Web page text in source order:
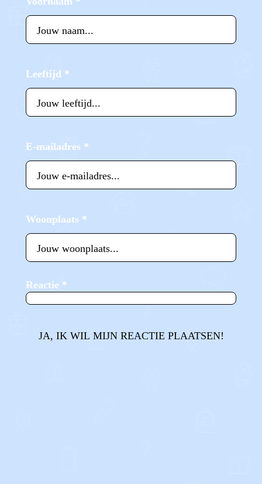
Leeftijd *
E-mailadres *
Woonplaats *
Reactie *
JA, IK WIL MIJN REACTIE PLAATSEN!